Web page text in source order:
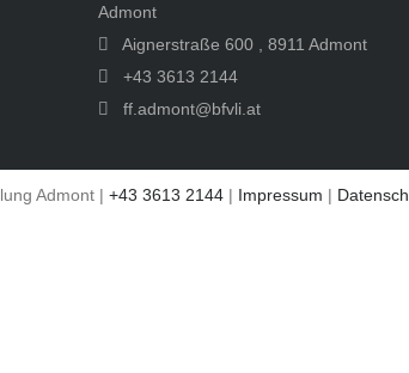
Admont
Aignerstraße 600
8911 Admont
+43 3613 2144
ff.admont@bfvli.at
Admont | +43 3613 2144| Impressum |